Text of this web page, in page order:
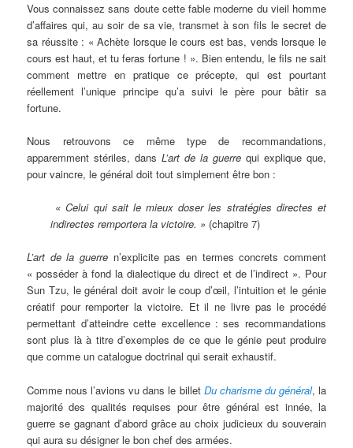
Vous connaissez sans doute cette fable moderne du vieil homme
d’affaires qui, au soir de sa vie, transmet à son fils le secret de
sa réussite : « Achète lorsque le cours est bas, vends lorsque le
cours est haut, et tu feras fortune ! ». Bien entendu, le fils ne sait
comment mettre en pratique ce précepte, qui est pourtant
réellement l’unique principe qu’a suivi le père pour bâtir sa
fortune.
Nous retrouvons ce même type de recommandations,
apparemment stériles, dansL’art de la guerrequi explique que,
pour vaincre, le général doit tout simplement être bon :
« Celui qui sait le mieux doser les stratégies directes et
indirectes remportera la victoire. » (chapitre 7)
L’art de la guerre n’explicite pas en termes concrets comment
« posséder à fond la dialectique du direct et de l’indirect ». Pour
Sun Tzu, le général doit avoir le coup d’œil, l’intuition et le génie
créatif pour remporter la victoire. Et il ne livre pas le procédé
permettant d’atteindre cette excellence : ses recommandations
sont plus là à titre d’exemples de ce que le génie peut produire
que comme un catalogue doctrinal qui serait exhaustif.
Comme nous l’avions vu dans le billet Du charisme du général, la
majorité des qualités requises pour être général est innée, la
guerre se gagnant d’abord grâce au choix judicieux du souverain
qui aura su désigner le bon chef des armées.